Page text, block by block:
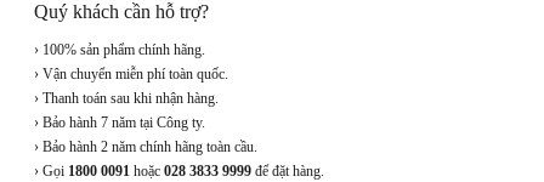
Quý khách cần hỗ trợ?
› 100% sản phẩm chính hãng.
› Vận chuyển miễn phí toàn quốc.
› Thanh toán sau khi nhận hàng.
› Bảo hành 7 năm tại Công ty.
› Bảo hành 2 năm chính hãng toàn cầu.
› Gọi 1800 0091 hoặc 028 3833 9999 để đặt hàng.